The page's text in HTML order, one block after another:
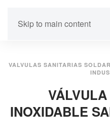
Skip to main content
VALVULAS SANITARIAS
INOXIDABLE